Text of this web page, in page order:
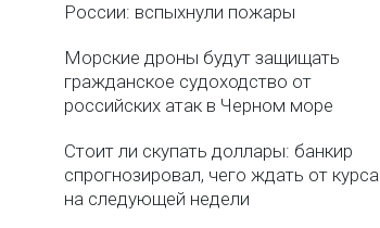
России: вспыхнули пожары
Морские дроны будут защищать
гражданское судоходство от
российских атак в Черном море
Стоит ли скупать доллары: банкир
спрогнозировал, чего ждать от курса
на следующей недели